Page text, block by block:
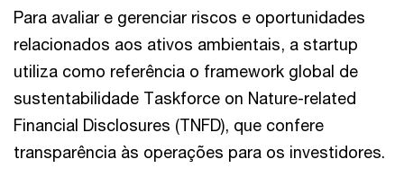
Para avaliar e gerenciar riscos e oportunidades
relacionados aos ativos ambientais, a startup
utiliza como referência o framework global de
sustentabilidade Taskforce on Nature-related
Financial Disclosures (TNFD), que confere
transparência às operações para os investidores.